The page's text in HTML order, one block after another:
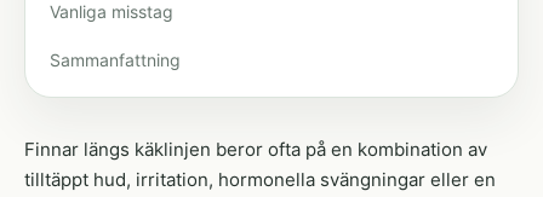
Vanliga misstag
Sammanfattning
Finnar längs käklinjen beror ofta på en kombination av
tilltäppt hud, irritation, hormonella svängningar eller en